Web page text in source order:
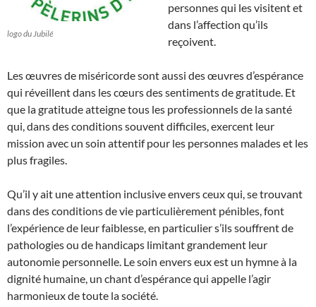
logo du Jubilé
personnes qui les visitent et
dans l’affection qu’ils
reçoivent.
Les œuvres de miséricorde sont aussi des œuvres d’espérance
qui réveillent dans les cœurs des sentiments de gratitude. Et
que la gratitude atteigne tous les professionnels de la santé
qui, dans des conditions souvent difficiles, exercent leur
mission avec un soin attentif pour les personnes malades et les
plus fragiles.
Qu’il y ait une attention inclusive envers ceux qui, se trouvant
dans des conditions de vie particulièrement pénibles, font
l’expérience de leur faiblesse, en particulier s’ils souffrent de
pathologies ou de handicaps limitant grandement leur
autonomie personnelle. Le soin envers eux est un hymne à la
dignité humaine, un chant d’espérance qui appelle l’agir
harmonieux de toute la société.